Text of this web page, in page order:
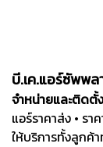
บี.เค.แอร์ซัพพ
จำหน่ายและติดตั้
แอร์ราคาส่ง • รา
ให้บริการทั้งลูกค้